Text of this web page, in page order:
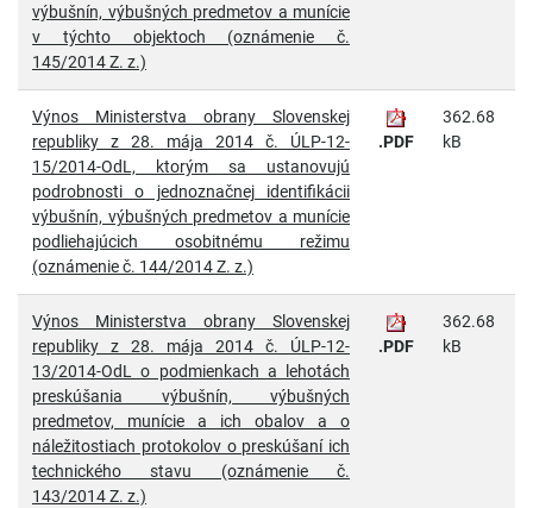
výbušnín, výbušných predmetov a munície
v týchto objektoch (oznámenie č.
145/2014 Z. z.)
Výnos Ministerstva obrany Slovenskej
republiky z 28. mája 2014 č. ÚLP-12-
15/2014-OdL, ktorým sa ustanovujú
podrobnosti o jednoznačnej identifikácii
výbušnín, výbušných predmetov a munície
podliehajúcich osobitnému režimu
(oznámenie č. 144/2014 Z. z.)
.PDF
362.68
kB
Výnos Ministerstva obrany Slovenskej
republiky z 28. mája 2014 č. ÚLP-12-
13/2014-OdL o podmienkach a lehotách
preskúšania výbušnín, výbušných
predmetov, munície a ich obalov a o
náležitostiach protokolov o preskúšaní ich
technického stavu (oznámenie č.
143/2014 Z. z.)
.PDF
362.68
kB